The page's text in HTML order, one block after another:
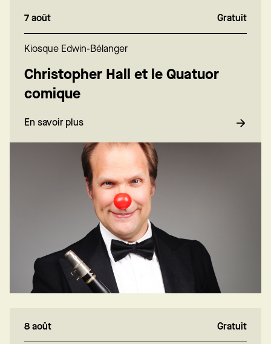
7 août Gratuit
Kiosque Edwin-Bélanger
Christopher Hall et le Quatuor
comique
En savoir plus
8 août Gratuit